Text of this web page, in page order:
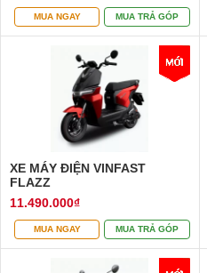
MUA NGAY MUA TRẢ GÓP
XE MÁY ĐIỆN VINFAST
FLAZZ
11.490.000₫
MUA NGAY MUA TRẢ GÓP